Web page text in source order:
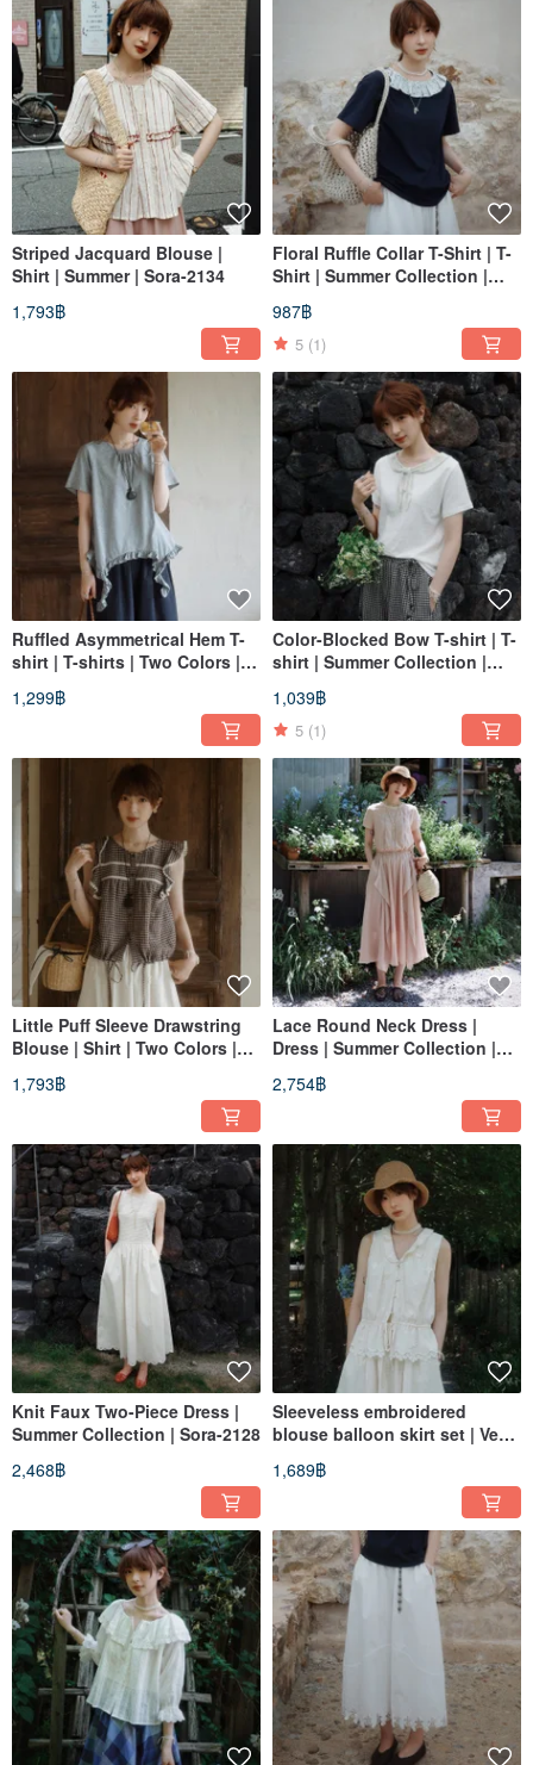
Striped Jacquard Blouse |
Shirt | Summer | Sora-2134
1,793฿
Floral Ruffle Collar T-Shirt | T-
Shirt | Summer Collection |
Sora-2133
987฿
5 (1)
Ruffled Asymmetrical Hem T-
shirt | T-shirts | Two Colors |
Summer Collection | Sora-2132
1,299฿
Color-Blocked Bow T-shirt | T-
shirt | Summer Collection |
Sora-2131
1,039฿
5 (1)
Little Puff Sleeve Drawstring
Blouse | Shirt | Two Colors |
Summer Collection | Sora-2130
1,793฿
Lace Round Neck Dress |
Dress | Summer Collection |
Sora-2129
2,754฿
Knit Faux Two-Piece Dress |
Summer Collection | Sora-2128
2,468฿
Sleeveless embroidered
blouse balloon skirt set | Vest
| Skirt | Summer Style | Sora-
2126
1,689฿